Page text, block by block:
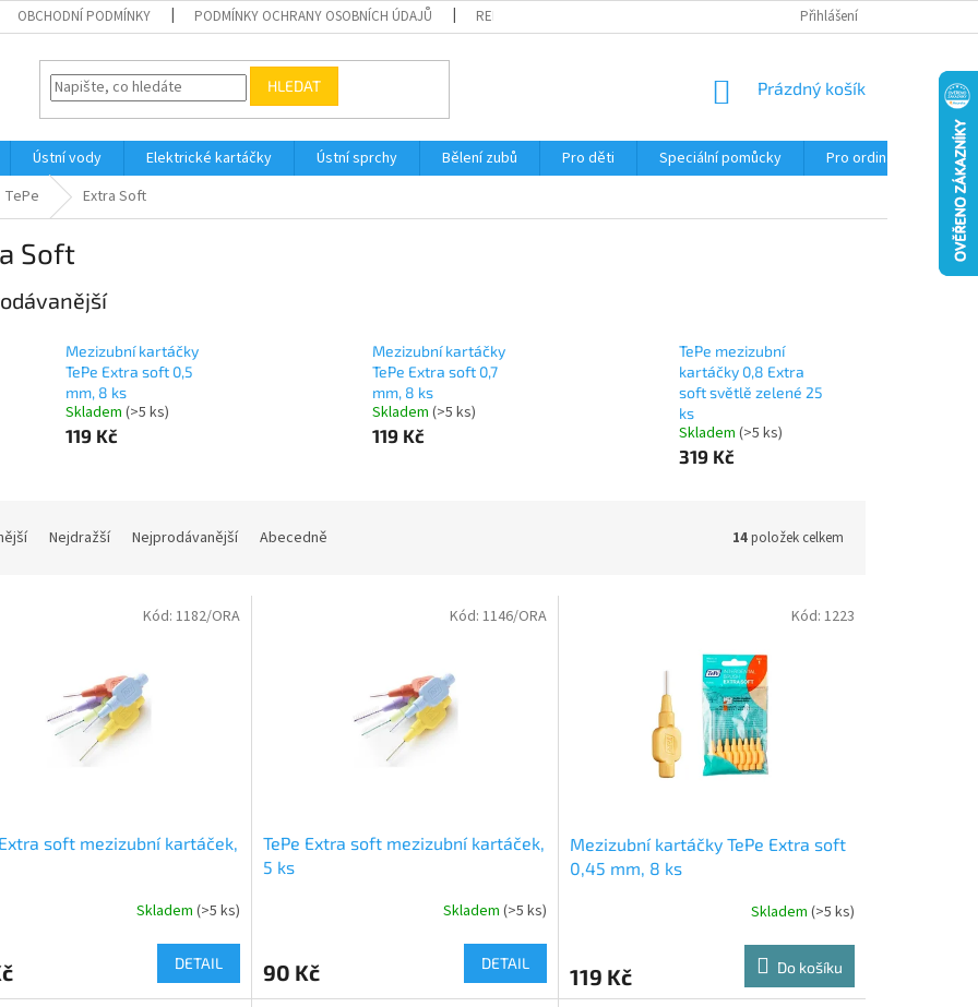
OBCHODNÍ PODMÍNKY PODMÍNKY OCHRANY OSOBNÍCH ÚDAJŮ REKLAMACE Přihlášení
HLEDAT
NÁKUPNÍ
Prázdný košík
Ústní vody Elektrické kartáčky Ústní sprchy Bělení zubů Pro děti Speciální pomůcky Pro ordinace
TePe Extra Soft
Soft
Mezizubní kartáčky
TePe Extra soft 0,5
mm, 8 ks
Skladem (>5 ks)
119 Kč
Mezizubní kartáčky
TePe Extra soft 0,7
mm, 8 ks
Skladem (>5 ks)
119 Kč
TePe mezizubní
kartáčky 0,8 Extra
soft světlě zelené 25
ks
Skladem (>5 ks)
319 Kč
Nejdražší Nejprodávanější Abecedně 14položek celkem
soft mezizubní kartáček,
Skladem (>5 ks)
DETAIL
Kód: 1182/ORA
TePe Extra soft mezizubní kartáček,
5 ks
Skladem (>5 ks)
90 Kč DETAIL
Kód: 1146/ORA
Mezizubní kartáčky TePe Extra soft
0,45 mm, 8 ks
Skladem (>5 ks)
119 Kč Do košíku
Kód: 1223